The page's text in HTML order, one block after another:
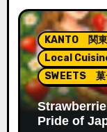
KANTO 関
Local
SWEETS 菓
Pride of